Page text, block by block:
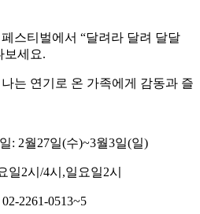
스티벌에서 “달려라 달려 달달
보세요.
는 연기로 온 가족에게 감동과 즐
: 2월27일(수)~3월3일(일)
일2시/4시,일요일2시
2261-0513~5